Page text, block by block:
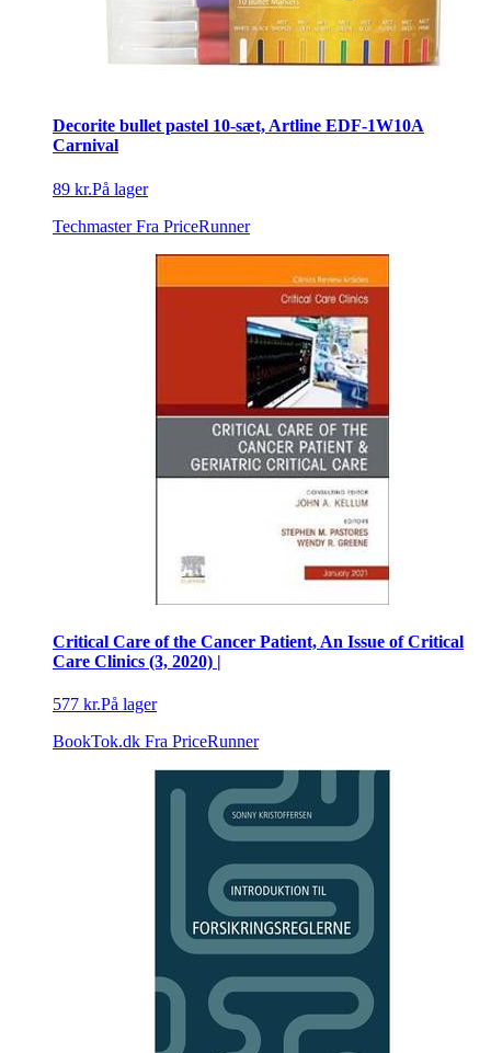
Decorite bullet pastel 10-sæt, Artline EDF-1W10A
Carnival
89 kr.På lager
Techmaster Fra PriceRunner
Critical Care of the Cancer Patient, An Issue of Critical
Care Clinics (3, 2020) |
577 kr.På lager
BookTok.dk Fra PriceRunner